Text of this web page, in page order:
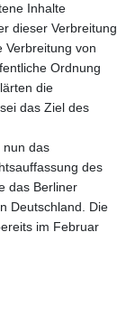
Inhalte
dieser Verbreitung
Verbreitung von
Ordnung
die
das Ziel des
nun das
des
das Berliner
Deutschland. Die
im Februar